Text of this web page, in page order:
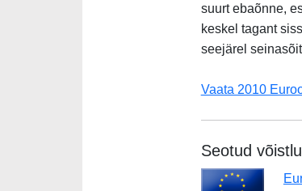
suurt ebaõnne,
keskel tagant
seejärel
Vaata 2010
Seotud